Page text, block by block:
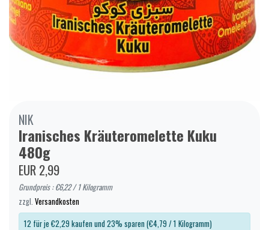
NIK
Iranisches Kräuteromelette Kuku
480g
EUR 2,99
Grundpreis : €6,22 / 1 Kilogramm
zzgl. Versandkosten
12 für je €2,29 kaufen und 23% sparen (€4,79 / 1 Kilogramm)